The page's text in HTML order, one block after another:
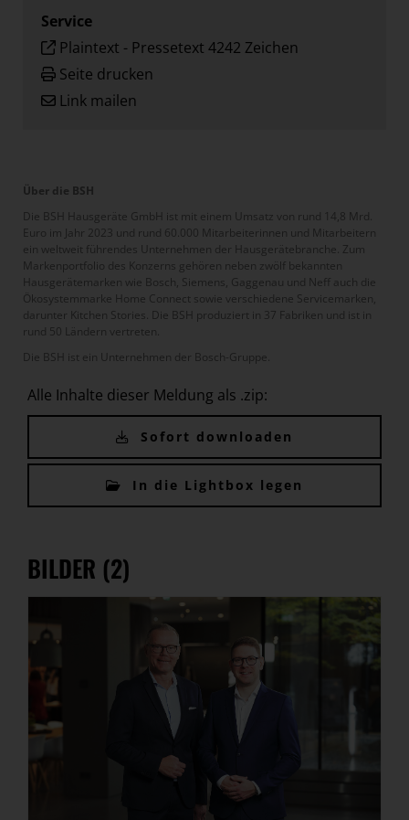
Service
Plaintext - Pressetext 4242 Zeichen
Seite drucken
Link mailen
Über die BSH
Die BSH Hausgeräte GmbH ist mit einem Umsatz von rund 14,8 Mrd.
Euro im Jahr 2023 und rund 60.000 Mitarbeiterinnen und Mitarbeitern
ein weltweit führendes Unternehmen der Hausgerätebranche. Zum
Markenportfolio des Konzerns gehören neben zwölf bekannten
Hausgerätemarken wie Bosch, Siemens, Gaggenau und Neff auch die
Ökosystemmarke Home Connect sowie verschiedene Servicemarken,
darunter Kitchen Stories. Die BSH produziert in 37 Fabriken und ist in
rund 50 Ländern vertreten.
Die BSH ist ein Unternehmen der Bosch-Gruppe.
Alle Inhalte dieser Meldung als .zip:
Sofort downloaden
In die Lightbox legen
BILDER (2)